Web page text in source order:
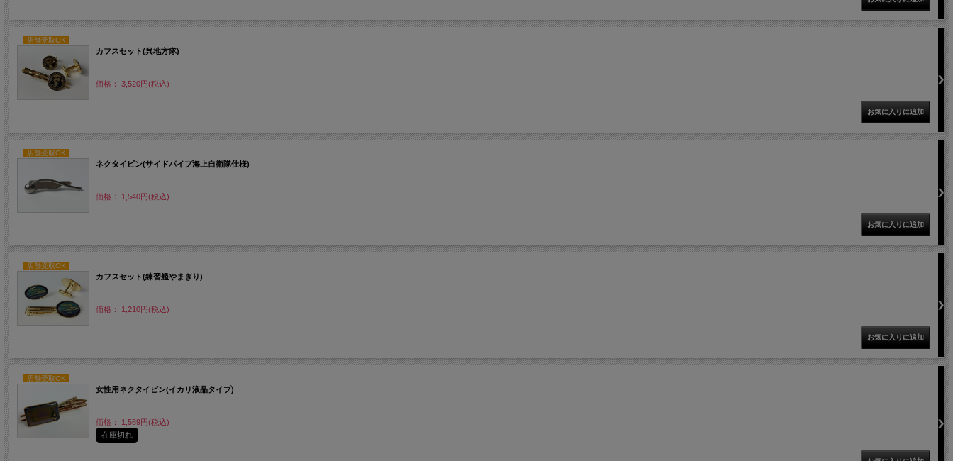
店舗受取OK
カフスセット(呉地方隊)
価格： 3,520円(税込)
店舗受取OK
ネクタイピン(サイドパイプ海上自衛隊仕様)
価格： 1,540円(税込)
店舗受取OK
カフスセット(練習艦やまぎり)
価格： 1,210円(税込)
店舗受取OK
女性用ネクタイピン(イカリ液晶タイプ)
価格： 1,569円(税込)
在庫切れ